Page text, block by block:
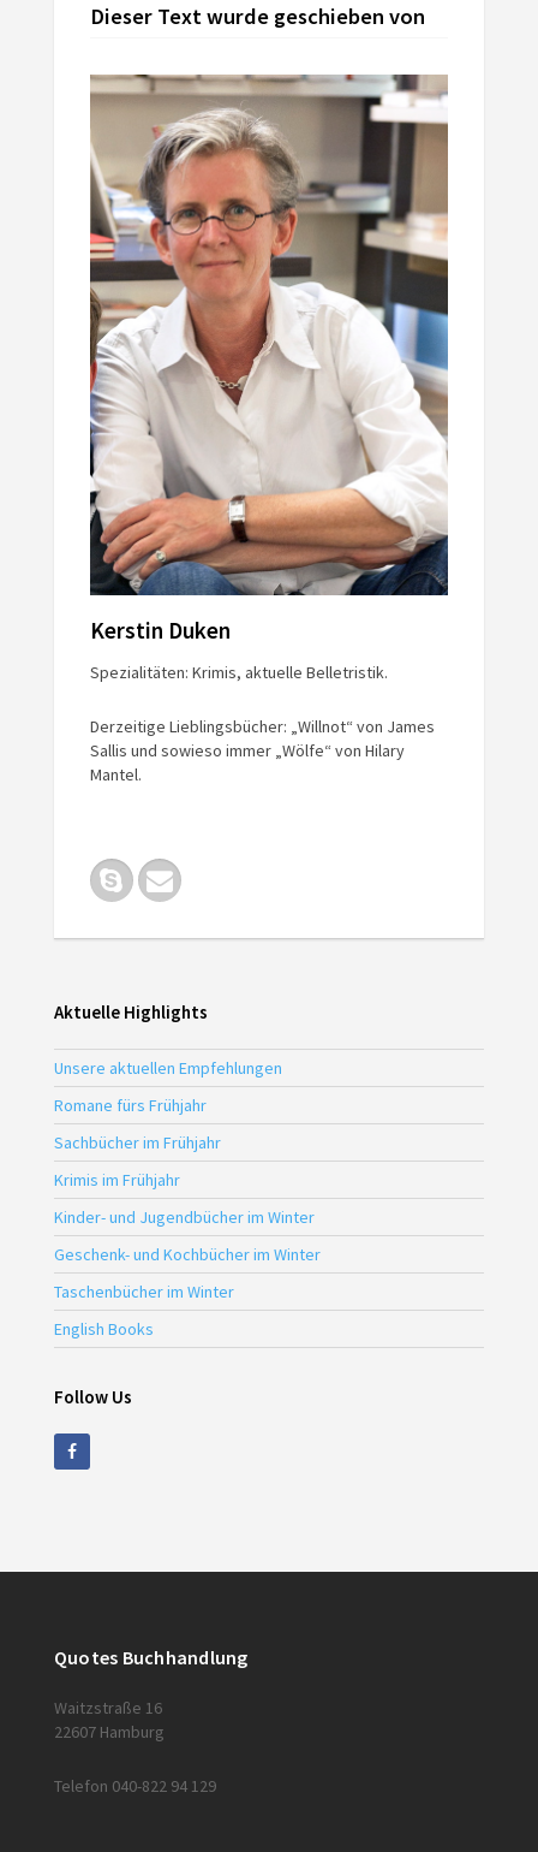
Dieser Text wurde geschieben von
Kerstin Duken
Spezialitäten: Krimis, aktuelle Belletristik.
Derzeitige Lieblingsbücher: „Willnot“ von James
Sallis und sowieso immer „Wölfe“ von Hilary
Mantel.
Aktuelle Highlights
Unsere aktuellen Empfehlungen
Romane fürs Frühjahr
Sachbücher im Frühjahr
Krimis im Frühjahr
Kinder- und Jugendbücher im Winter
Geschenk- und Kochbücher im Winter
Taschenbücher im Winter
English Books
Follow Us
Quotes Buchhandlung
Waitzstraße 16
22607 Hamburg
Telefon 040-822 94 129